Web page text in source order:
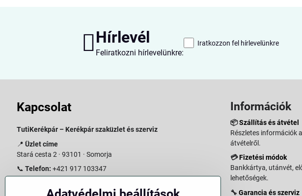
Hírlevél
Feliratkozni hírlevelünkre:
Iratkozzon fel hírlevelünkre
Kapcsolat
TutiKerékpár – Kerékpár szaküzlet és szerviz
📍 Üzlet címe
Stará cesta 2 · 93101 · Somorja
📞 Telefon: +421 917 103347
Információk
📦Szállítás és átvétel
Részletes információk
átvételről.
💳Fizetési módok
Bankkártya, utánvét,
lehetőségek.
🔧 Garancia és szerviz